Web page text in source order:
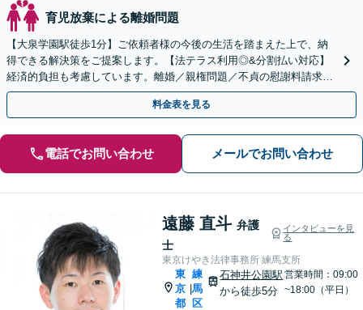
育児放棄による離婚問題
【大泉学園駅徒歩1分】ご依頼者様の今後の生活を踏まえた上で、納
得できる解決策をご提案します。【法テラス利用◎&分割払い対応】
経済的負担も考慮しています。離婚／親権問題／不貞の慰謝料請求な
どあらゆる離婚問題はお任せください！【初回相談無料】
料金表を見る
電話でお問い合わせ メールでお問い合わせ
遠藤 直斗 弁護
士
インタビューを見
る
東京けやき法律事務所 練馬支所
東
京
都
|
練
馬
区
石神井公園駅
から徒歩5分
営業時間：09:00
~18:00（平日）